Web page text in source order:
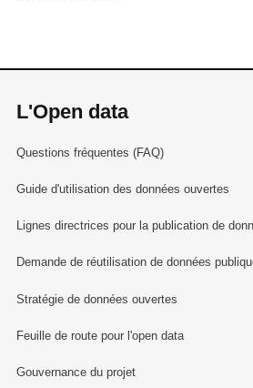
L'Open data
Questions fréquentes (FAQ)
Guide d'utilisation des données ouvertes
Lignes directrices pour la publication de
Demande de réutilisation de données
Stratégie de données ouvertes
Feuille de route pour l'open data
Gouvernance du projet